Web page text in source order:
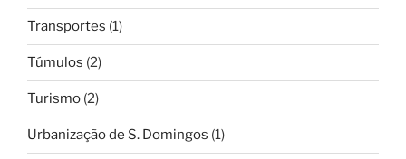
Transportes (1)
Túmulos (2)
Turismo (2)
Urbanização de S. Domingos (1)